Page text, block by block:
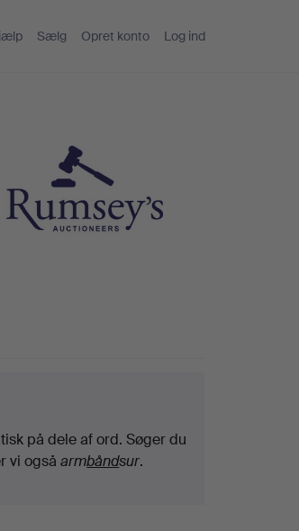
Sælg Opret konto Log ind
på dele af ord. Søger du
vi ogsåarmbåndsur.